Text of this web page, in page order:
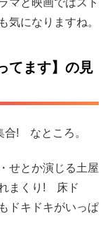
マと映画ではスト
気になりますね。
てます】の見
合! なところ。
せとか演じる土屋
まくり! 床ド
ドキドキがいっぱ